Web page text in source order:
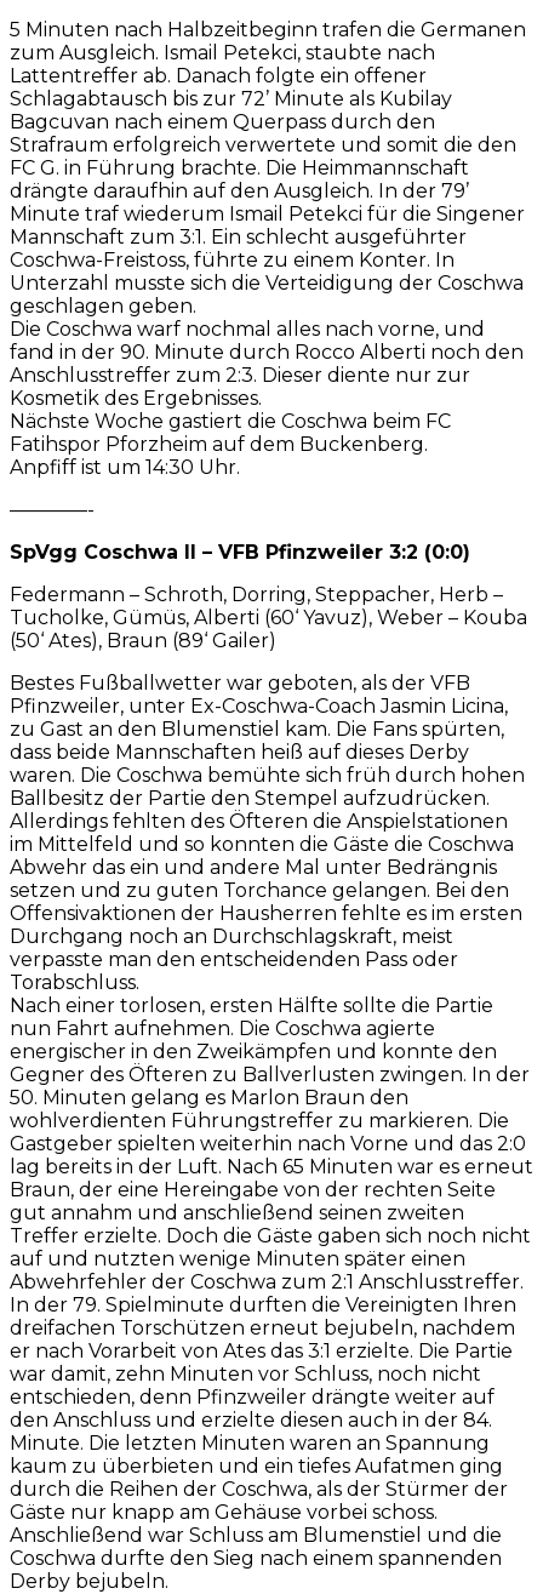
5 Minuten nach Halbzeitbeginn trafen die Germanen
zum Ausgleich. Ismail Petekci, staubte nach
Lattentreffer ab. Danach folgte ein offener
Schlagabtausch bis zur 72’ Minute als Kubilay
Bagcuvan nach einem Querpass durch den
Strafraum erfolgreich verwertete und somit die den
FC G. in Führung brachte. Die Heimmannschaft
drängte daraufhin auf den Ausgleich. In der 79’
Minute traf wiederum Ismail Petekci für die Singener
Mannschaft zum 3:1. Ein schlecht ausgeführter
Coschwa-Freistoss, führte zu einem Konter. In
Unterzahl musste sich die Verteidigung der Coschwa
geschlagen geben.
Die Coschwa warf nochmal alles nach vorne, und
fand in der 90. Minute durch Rocco Alberti noch den
Anschlusstreffer zum 2:3. Dieser diente nur zur
Kosmetik des Ergebnisses.
Nächste Woche gastiert die Coschwa beim FC
Fatihspor Pforzheim auf dem Buckenberg.
Anpfiff ist um 14:30 Uhr.
————-
SpVgg Coschwa II – VFB Pfinzweiler 3:2 (0:0)
Federmann – Schroth, Dorring, Steppacher, Herb –
Tucholke, Gümüs, Alberti (60‘ Yavuz), Weber – Kouba
(50‘ Ates), Braun (89‘ Gailer)
Bestes Fußballwetter war geboten, als der VFB
Pfinzweiler, unter Ex-Coschwa-Coach Jasmin Licina,
zu Gast an den Blumenstiel kam. Die Fans spürten,
dass beide Mannschaften heiß auf dieses Derby
waren. Die Coschwa bemühte sich früh durch hohen
Ballbesitz der Partie den Stempel aufzudrücken.
Allerdings fehlten des Öfteren die Anspielstationen
im Mittelfeld und so konnten die Gäste die Coschwa
Abwehr das ein und andere Mal unter Bedrängnis
setzen und zu guten Torchance gelangen. Bei den
Offensivaktionen der Hausherren fehlte es im ersten
Durchgang noch an Durchschlagskraft, meist
verpasste man den entscheidenden Pass oder
Torabschluss.
Nach einer torlosen, ersten Hälfte sollte die Partie
nun Fahrt aufnehmen. Die Coschwa agierte
energischer in den Zweikämpfen und konnte den
Gegner des Öfteren zu Ballverlusten zwingen. In der
50. Minuten gelang es Marlon Braun den
wohlverdienten Führungstreffer zu markieren. Die
Gastgeber spielten weiterhin nach Vorne und das 2:0
lag bereits in der Luft. Nach 65 Minuten war es erneut
Braun, der eine Hereingabe von der rechten Seite
gut annahm und anschließend seinen zweiten
Treffer erzielte. Doch die Gäste gaben sich noch nicht
auf und nutzten wenige Minuten später einen
Abwehrfehler der Coschwa zum 2:1 Anschlusstreffer.
In der 79. Spielminute durften die Vereinigten Ihren
dreifachen Torschützen erneut bejubeln, nachdem
er nach Vorarbeit von Ates das 3:1 erzielte. Die Partie
war damit, zehn Minuten vor Schluss, noch nicht
entschieden, denn Pfinzweiler drängte weiter auf
den Anschluss und erzielte diesen auch in der 84.
Minute. Die letzten Minuten waren an Spannung
kaum zu überbieten und ein tiefes Aufatmen ging
durch die Reihen der Coschwa, als der Stürmer der
Gäste nur knapp am Gehäuse vorbei schoss.
Anschließend war Schluss am Blumenstiel und die
Coschwa durfte den Sieg nach einem spannenden
Derby bejubeln.